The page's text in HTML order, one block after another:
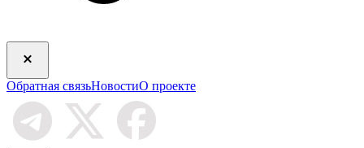
Обратная связьНовостиО проекте